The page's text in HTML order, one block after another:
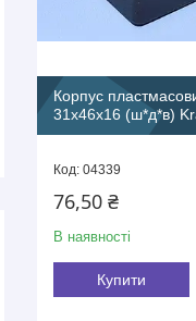
Корпус
31x46x16 (ш*д*в)
04339
76,50 ₴
В наявності
Купити